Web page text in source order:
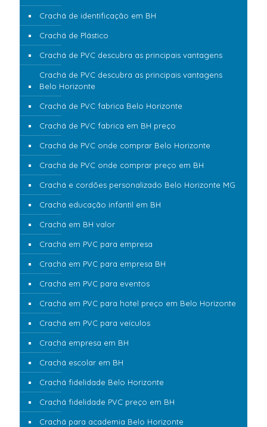
Crachá de identificação em BH
Crachá de Plástico
Crachá de PVC descubra as principais vantagens
Crachá de PVC descubra as principais vantagens
Belo Horizonte
Crachá de PVC fabrica Belo Horizonte
Crachá de PVC fabrica em BH preço
Crachá de PVC onde comprar Belo Horizonte
Crachá de PVC onde comprar preço em BH
Crachá e cordões personalizado Belo Horizonte MG
Crachá educação infantil em BH
Crachá em BH valor
Crachá em PVC para empresa
Crachá em PVC para empresa BH
Crachá em PVC para eventos
Crachá em PVC para hotel preço em Belo Horizonte
Crachá em PVC para veículos
Crachá empresa em BH
Crachá escolar em BH
Crachá fidelidade Belo Horizonte
Crachá fidelidade PVC preço em BH
Crachá para academia Belo Horizonte